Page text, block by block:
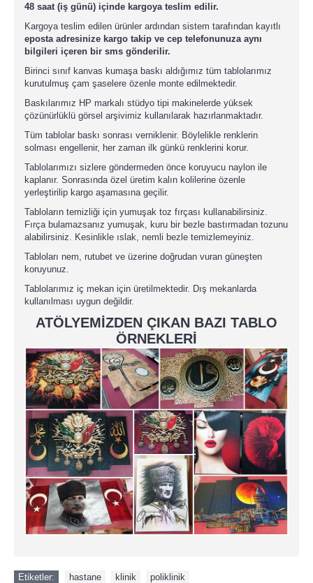
48 saat (iş günü) içinde kargoya teslim edilir.
Kargoya teslim edilen ürünler ardından sistem tarafından kayıtlı
eposta adresinize kargo takip ve cep telefonunuza aynı
bilgileri içeren bir sms gönderilir.
Birinci sınıf kanvas kumaşa baskı aldığımız tüm tablolarımız
kurutulmuş çam şaselere özenle monte edilmektedir.
Baskılarımız HP markalı stüdyo tipi makinelerde yüksek
çözünürlüklü görsel arşivimiz kullanılarak hazırlanmaktadır.
Tüm tablolar baskı sonrası verniklenir. Böylelikle renklerin
solması engellenir, her zaman ilk günkü renklerini korur.
Tablolarımızı sizlere göndermeden önce koruyucu naylon ile
kaplanır. Sonrasında özel üretim kalın kolilerine özenle
yerleştirilip kargo aşamasına geçilir.
Tabloların temizliği için yumuşak toz fırçası kullanabilirsiniz.
Fırça bulamazsanız yumuşak, kuru bir bezle bastırmadan tozunu
alabilirsiniz. Kesinlikle ıslak, nemli bezle temizlemeyiniz.
Tabloları nem, rutubet ve üzerine doğrudan vuran güneşten
koruyunuz.
Tablolarımız iç mekan için üretilmektedir. Dış mekanlarda
kullanılması uygun değildir.
ATÖLYEMİZDEN ÇIKAN BAZI TABLO
ÖRNEKLERİ
Etiketler: hastane klinik poliklinik